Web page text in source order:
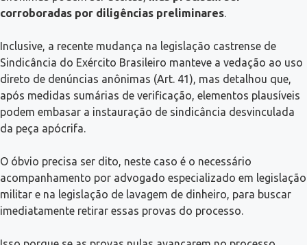
corroboradas por diligências preliminares.
Inclusive, a recente mudança na legislação castrense de
Sindicância do Exército Brasileiro manteve a vedação ao uso
direto de denúncias anônimas (Art. 41), mas detalhou que,
após medidas sumárias de verificação, elementos plausíveis
podem embasar a instauração de sindicância desvinculada
da peça apócrifa.
O óbvio precisa ser dito, neste caso é o necessário
acompanhamento por advogado especializado em legislação
militar e na legislação de lavagem de dinheiro, para buscar
imediatamente retirar essas provas do processo.